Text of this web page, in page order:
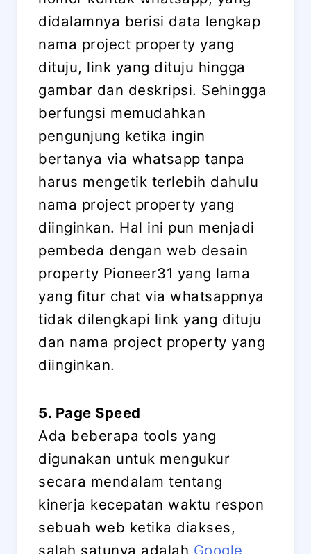
didalamnya berisi data lengkap
nama project property yang
dituju, link yang dituju hingga
gambar dan deskripsi. Sehingga
berfungsi memudahkan
pengunjung ketika ingin
bertanya via whatsapp tanpa
harus mengetik terlebih dahulu
nama project property yang
diinginkan. Hal ini pun menjadi
pembeda dengan web desain
property Pioneer31 yang lama
yang fitur chat via whatsappnya
tidak dilengkapi link yang dituju
dan nama project property yang
diinginkan.
5. Page Speed
Ada beberapa tools yang
digunakan untuk mengukur
secara mendalam tentang
kinerja kecepatan waktu respon
sebuah web ketika diakses,
salah satunya adalah Google